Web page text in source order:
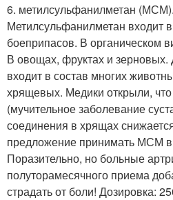
6. метилсульфанилметан (МСМ).
Метилсульфанилметан входит
боеприпасов. В органическом
В овощах, фруктах и
входит в состав многих
хрящевых. Медики открыли,
(мучительное заболевание
соединения в хрящах
предложение принимать МСМ
Поразительно, но больные
полуторамесячного приема
страдать от боли! Дозировка: